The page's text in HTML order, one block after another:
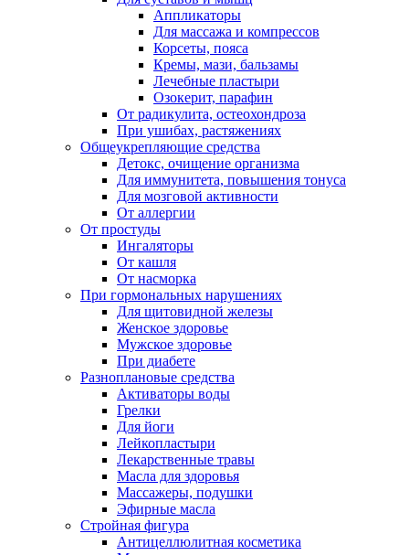
Аппликаторы
Для массажа и компрессов
Корсеты, пояса
Кремы, мази, бальзамы
Лечебные пластыри
Озокерит, парафин
От радикулита, остеохондроза
При ушибах, растяжениях
Общеукрепляющие средства
Детокс, очищение организма
Для иммунитета, повышения тонуса
Для мозговой активности
От аллергии
От простуды
Ингаляторы
От кашля
От насморка
При гормональных нарушениях
Для щитовидной железы
Женское здоровье
Мужское здоровье
При диабете
Разноплановые средства
Активаторы воды
Грелки
Для йоги
Лейкопластыри
Лекарственные травы
Масла для здоровья
Массажеры, подушки
Эфирные масла
Стройная фигура
Антицеллюлитная косметика